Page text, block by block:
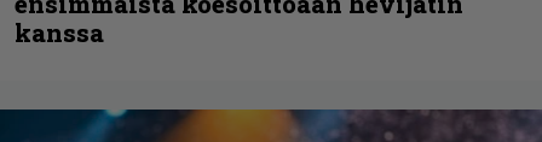
kanssa